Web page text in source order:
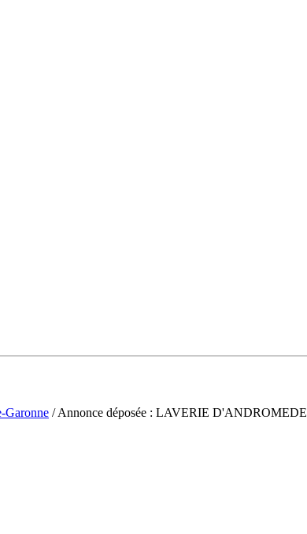
Garonne / Annonce déposée : LAVERIE D'ANDROMEDE